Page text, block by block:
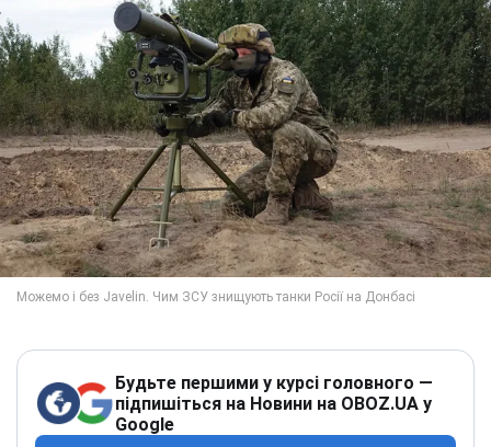
Будьте першими у курсі головного —
підпишіться на Новини на OBOZ.UA у
Google